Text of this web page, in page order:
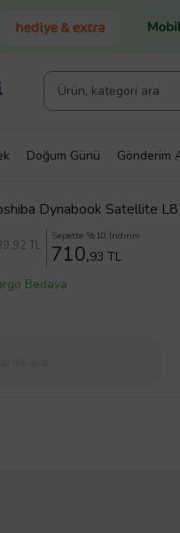
Doğum Günü Gönderim
Dynabook Satellite
,92 TL
Sepette %10 İndirim
710,93 TL
Bedava